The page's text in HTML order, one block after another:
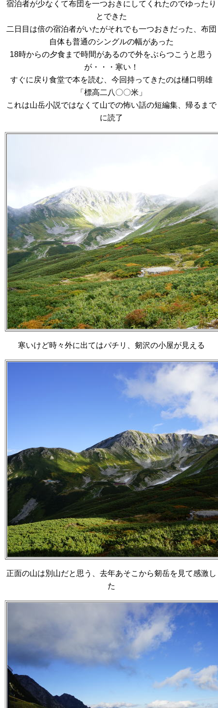
宿泊者が少なくて布団を一つおきにしてくれたのでゆったり
とできた
二日目は倍の宿泊者がいたがそれでも一つおきだった、布団
自体も普通のシングルの幅があった
18時からの夕食まで時間があるので外をぶらつこうと思う
が・・・寒い！
すぐに戻り食堂で本を読む、今回持ってきたのは樋口明雄
「標高二八〇〇米」
これは山岳小説ではなくて山での怖い話の短編集、帰るまで
に読了
寒いけど時々外に出てはパチリ、剱沢の小屋が見える
正面の山は別山だと思う、去年あそこから剱岳を見て感激し
た